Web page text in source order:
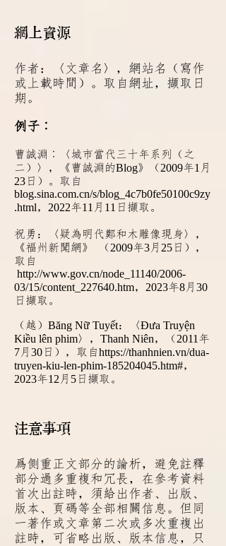
網上資源
作者：〈文章名〉，網站名（寫作
或上載時間）。取自網址，擷取日
期。
例 子︰
曹誠淵︰〈城市當代三十年系列（之
二）〉，《曹誠淵的Blog》（2009年1 月
23 日）。取自
blog.sina.com.cn/s/blog_4c7b0fe50100c9zy
.html， 2022年11 月 11 日擷取。
祝勇：〈疑為明代鄭和木雕像現身〉，
《福州新聞網》 （2009年3 月 25 日），
取自
http://www.gov.cn/node_11140/2006-
03/15/content_227640.htm， 2023年8 月 30
日擷取。
（越） Băng Nữ Tuyết：〈Đưa Truyện
Kiều lên phim〉， Thanh Niên，（2011 年
7 月 30 日），取自https://thanhnien.vn/dua-
truyen-kiu-len-phim-185204045.htm#，
2023年12 月 5 日擷取。
注意事項
爲側重正文部分的論析，避免註釋
部分過多重複和冗長，在參考資料
首次出註時，須給出作者、出版、
版本、頁碼等全部相關信息。但同
一著作或文章第二次或多次重複出
註時，可省略出版、版本信息，只